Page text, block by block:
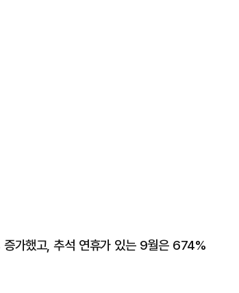
가했고, 추석 연휴가 있는 9월은 674%